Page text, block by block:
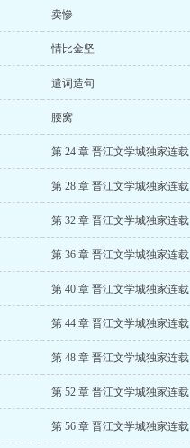
卖惨
情比金坚
遣词造句
腰窝
第 24 章 晋江文学城独家连载
第 28 章 晋江文学城独家连载
第 32 章 晋江文学城独家连载
第 36 章 晋江文学城独家连载
第 40 章 晋江文学城独家连载
第 44 章 晋江文学城独家连载
第 48 章 晋江文学城独家连载
第 52 章 晋江文学城独家连载
第 56 章 晋江文学城独家连载